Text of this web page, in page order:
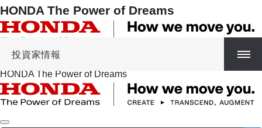
投資家情報
HONDA The Power of Dreams
HONDA The Power of Dreams